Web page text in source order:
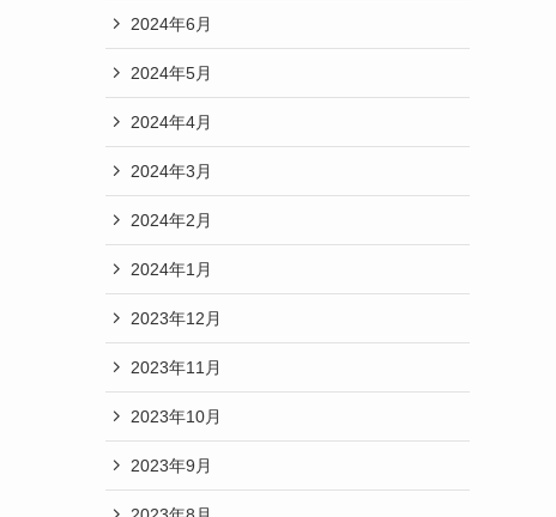
2024年6月
2024年5月
2024年4月
2024年3月
2024年2月
2024年1月
2023年12月
2023年11月
2023年10月
2023年9月